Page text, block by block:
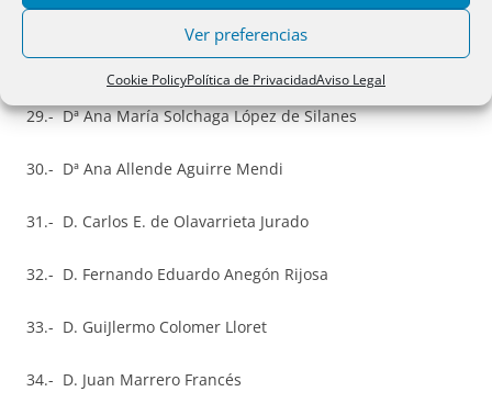
Ver preferencias
Cookie PolicyPolítica de PrivacidadAviso Legal
27.- D. José Carlos González Morán
28.- Dª María Elena Calvo Fernández
29.- Dª Ana María Solchaga López de Silanes
30.- Dª Ana Allende Aguirre Mendi
31.- D. Carlos E. de Olavarrieta Jurado
32.- D. Fernando Eduardo Anegón Rijosa
33.- D. GuiJlermo Colomer Lloret
34.- D. Juan Marrero Francés